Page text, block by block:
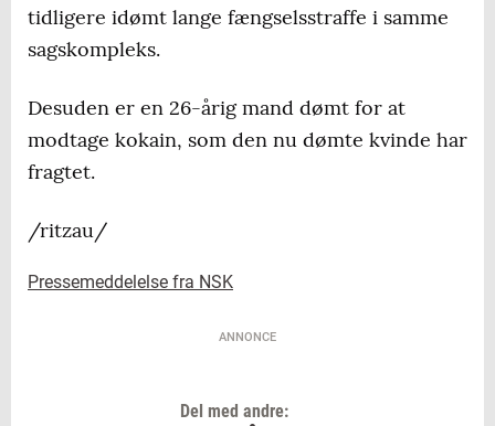
tidligere idømt lange fængselsstraffe i samme
sagskompleks.
Desuden er en 26-årig mand dømt for at
modtage kokain, som den nu dømte kvinde har
fragtet.
/ritzau/
Pressemeddelelse fra NSK
ANNONCE
Del med andre: